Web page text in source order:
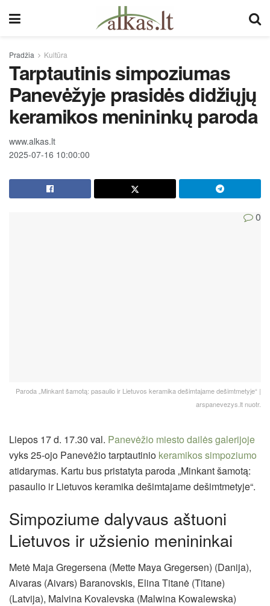
Pradžia Kultūra
Tarptautinis simpoziumas
Panevėžyje prasidės didžiųjų
keramikos menininkų paroda
www.alkas.lt
2025-07-16 10:00:00
0
Paroda „Minkant šamotą: pasaulio ir Lietuvos keramika dešimtajame dešimtmetyje“ |
arspanevezys.lt nuotr.
Liepos 17 d. 17.30 val. Panevėžio miesto dailės galerijoje
vyks 25-ojo Panevėžio tarptautinio keramikos simpoziumo
atidarymas. Kartu bus pristatyta paroda „Minkant šamotą:
pasaulio ir Lietuvos keramika dešimtajame dešimtmetyje“.
Simpoziume dalyvaus aštuoni
Lietuvos ir užsienio menininkai
Metė Maja Gregersena (Mette Maya Gregersen) (Danija),
Aivaras (Aivars) Baranovskis, Elina Titanė (Titane)
(Latvija), Malvina Kovalevska (Malwina Kowalewska)